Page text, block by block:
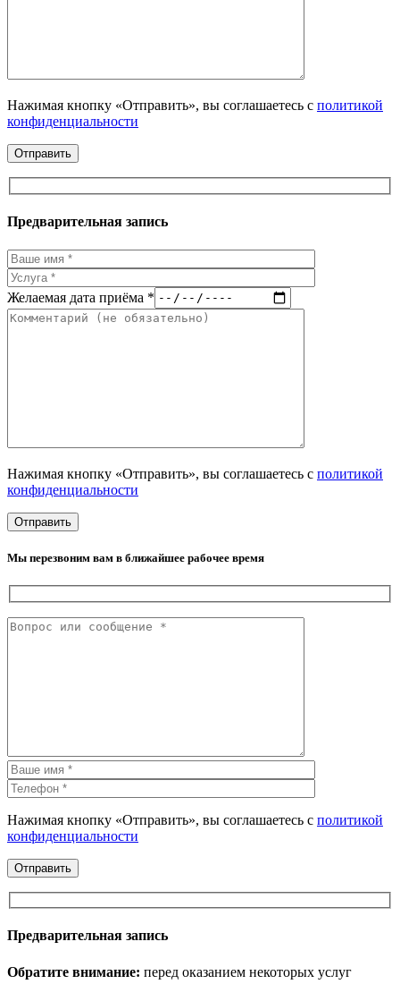
Нажимая кнопку «Отправить», вы соглашаетесь с политикой
конфиденциальности
Предварительная запись
Желаемая дата приёма *
Нажимая кнопку «Отправить», вы соглашаетесь с политикой
конфиденциальности
Мы перезвоним вам в ближайшее рабочее время
Нажимая кнопку «Отправить», вы соглашаетесь с политикой
конфиденциальности
Предварительная запись
Обратите внимание: перед оказанием некоторых услуг